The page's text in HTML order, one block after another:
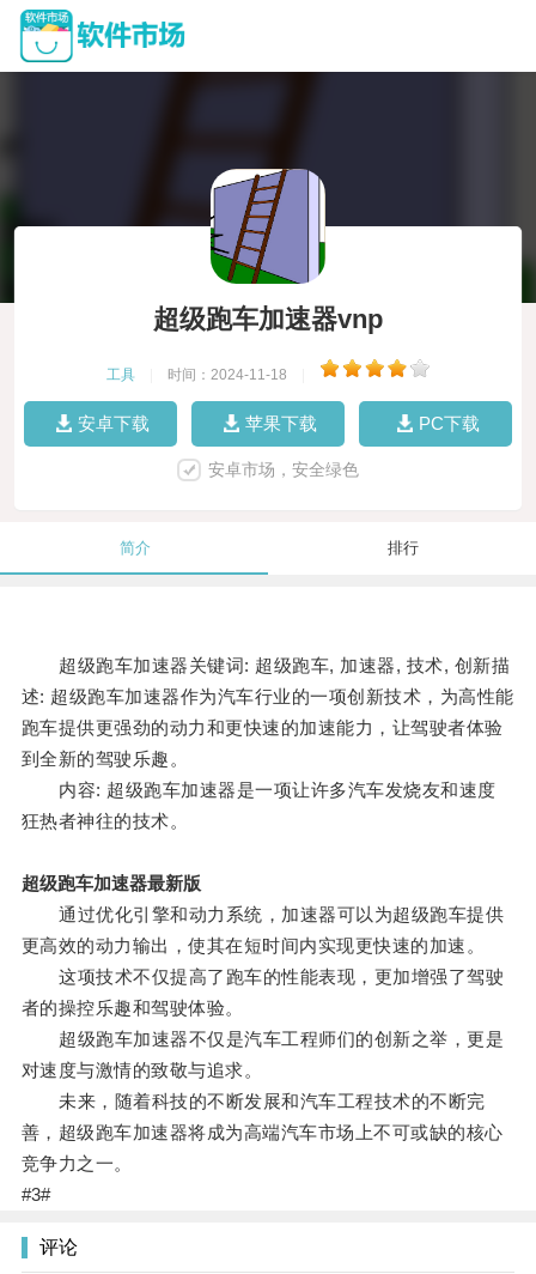
超级跑车加速器vnp
工具 时间：2024-11-18
安卓下载 苹果下载 PC下载
安卓市场，安全绿色
简介 排行
超级跑车加速器关键词: 超级跑车, 加速器, 技术, 创新描
述: 超级跑车加速器作为汽车行业的一项创新技术，为高性能
跑车提供更强劲的动力和更快速的加速能力，让驾驶者体验
到全新的驾驶乐趣。
内容: 超级跑车加速器是一项让许多汽车发烧友和速度
狂热者神往的技术。
超级跑车加速器最新版
通过优化引擎和动力系统，加速器可以为超级跑车提供
更高效的动力输出，使其在短时间内实现更快速的加速。
这项技术不仅提高了跑车的性能表现，更加增强了驾驶
者的操控乐趣和驾驶体验。
超级跑车加速器不仅是汽车工程师们的创新之举，更是
对速度与激情的致敬与追求。
未来，随着科技的不断发展和汽车工程技术的不断完
善，超级跑车加速器将成为高端汽车市场上不可或缺的核心
竞争力之一。
#3#
评论